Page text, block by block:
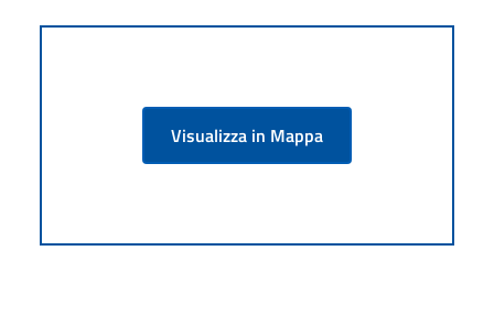
Visualizza in Mappa